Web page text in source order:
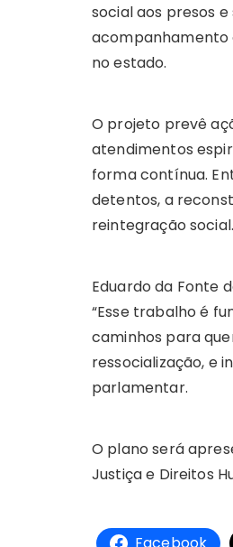
social aos presos
acompanhamento
no estado.
O projeto prevê
atendimentos
forma contínua.
detentos, a
reintegração social.
Eduardo da Fonte
“Esse trabalho é
caminhos para
ressocialização, e
parlamentar.
O plano será
Justiça e Direitos